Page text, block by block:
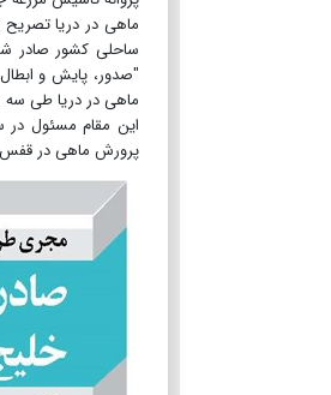
ساحلی کشور صادر
"صدور، پایش و
ماهی در دریا طی
این مقام مسئول در
پرورش ماهی در